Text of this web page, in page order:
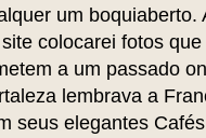
um boquiaberto.
colocarei fotos que
a um passado
lembrava a
seus elegantes